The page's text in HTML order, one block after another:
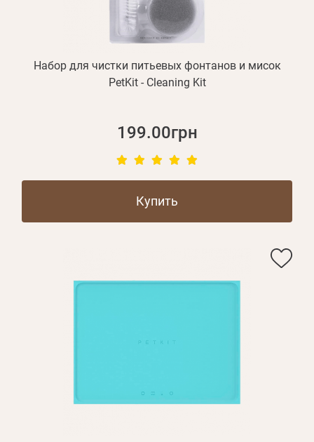
Набор для чистки питьевых фонтанов и мисок
PetKit - Cleaning Kit
199.00грн
Купить